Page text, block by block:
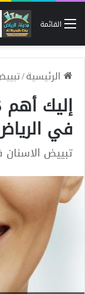
القائمة
الرئيسية/
في
تبييض